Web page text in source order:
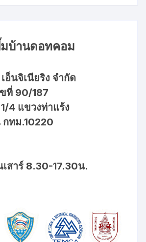
บ้านดอทคอม
อ็นจิเนียริง จำกัด
ที่ 90/187
4 แขวงท่าแร้ง
กทม.10220
สาร์ 8.30-17.30น.